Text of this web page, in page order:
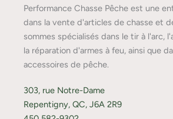
Performance Chasse Pêche est une
dans la vente d'articles de chasse et
sommes spécialisés dans le tir à l'arc,
la réparation d'armes à feu, ainsi que
accessoires de pêche.
303, rue Notre-Dame
Repentigny, QC, J6A 2R9